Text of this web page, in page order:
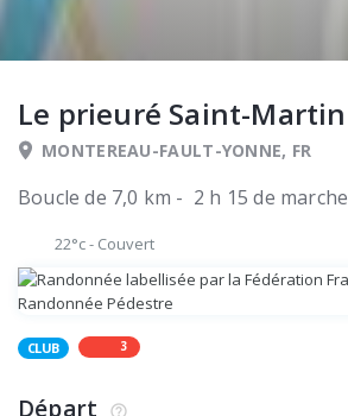
Le prieuré Saint-Martin
MONTEREAU-FAULT-YONNE, FR
Boucle de 7,0 km - 2 h 15 de marche
22°c- Couvert
CLUB 3
Départ